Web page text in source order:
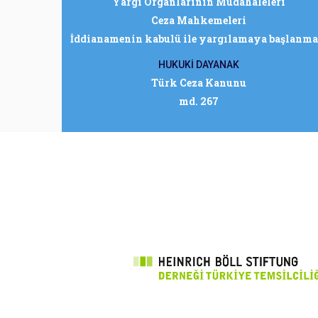
Ceza Mahkemeleri
İddianamenin kabulü ile yargılamaya
HUKUKİ DAYANAK
Türk Ceza Kanunu
md. 267